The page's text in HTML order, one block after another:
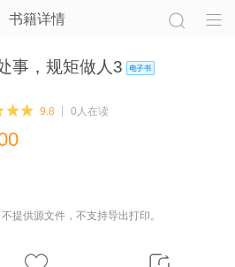
书籍详情
事，规矩做人3
9.8
0人在读
提供源文件，不支持导出打印。